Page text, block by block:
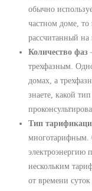
обычно
частном доме, то
рассчитанный
Количество фаз
трехфазным.
домах, а
знаете, какой
Тип
многотарифным.
нескольким
от времени